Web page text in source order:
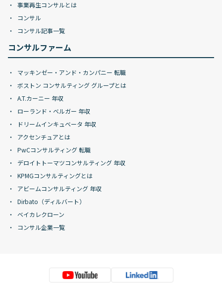
事業再生コンサルとは
コンサル
コンサル記事一覧
コンサルファーム
マッキンゼー・アンド・カンパニー 転職
ボストン コンサルティング グループとは
A.T.カーニー 年収
ローランド・ベルガー 年収
ドリームインキュベータ 年収
アクセンチュアとは
PwCコンサルティング 転職
デロイトトーマツコンサルティング 年収
KPMGコンサルティングとは
アビームコンサルティング 年収
Dirbato（ディルバート）
ベイカレクローン
コンサル企業一覧